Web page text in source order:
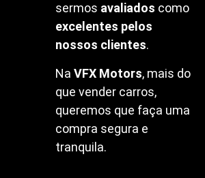
sermos avaliados como
excelentes pelos
nossos clientes.
NaVFX Motors, mais do
que vender carros,
queremos que faça uma
compra segura e
tranquila.